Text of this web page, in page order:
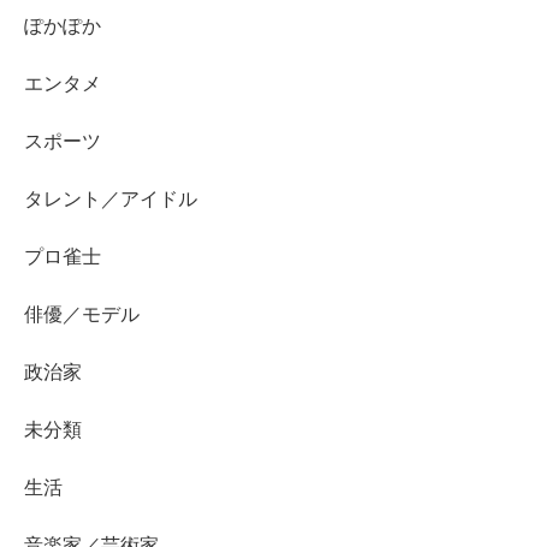
ぽかぽか
エンタメ
スポーツ
タレント／アイドル
プロ雀士
俳優／モデル
政治家
未分類
生活